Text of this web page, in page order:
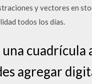
y vectores en
todos los días.
una
agregar